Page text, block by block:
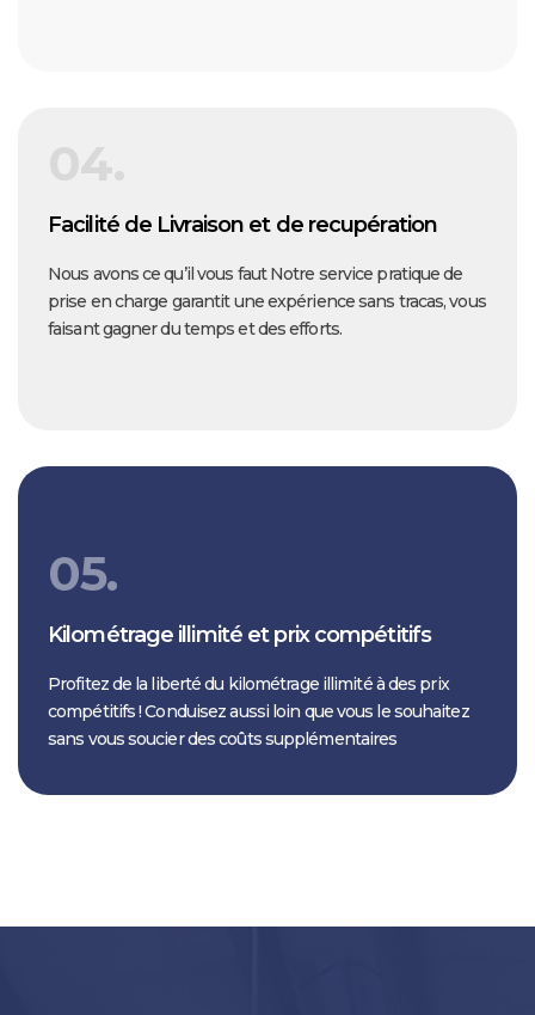
Facilité de Livraison et de recupération
Nous avons ce qu’il vous faut Notre service pratique de
prise en charge garantit une expérience sans tracas, vous
faisant gagner du temps et des efforts.
05.
Kilométrage illimité et prix compétitifs
Profitez de la liberté du kilométrage illimité à des prix
compétitifs ! Conduisez aussi loin que vous le souhaitez
sans vous soucier des coûts supplémentaires